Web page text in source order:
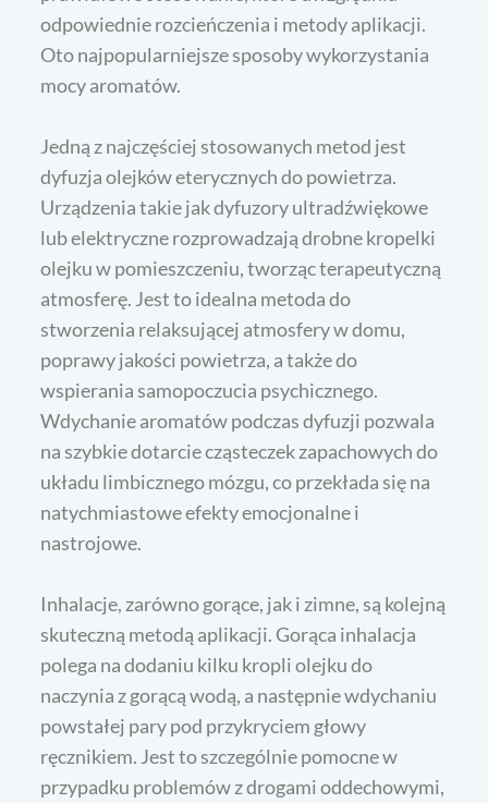
odpowiednie rozcieńczenia i metody aplikacji.
Oto najpopularniejsze sposoby wykorzystania
mocy aromatów.
Jedną z najczęściej stosowanych metod jest
dyfuzja olejków eterycznych do powietrza.
Urządzenia takie jak dyfuzory ultradźwiękowe
lub elektryczne rozprowadzają drobne kropelki
olejku w pomieszczeniu, tworząc terapeutyczną
atmosferę. Jest to idealna metoda do
stworzenia relaksującej atmosfery w domu,
poprawy jakości powietrza, a także do
wspierania samopoczucia psychicznego.
Wdychanie aromatów podczas dyfuzji pozwala
na szybkie dotarcie cząsteczek zapachowych do
układu limbicznego mózgu, co przekłada się na
natychmiastowe efekty emocjonalne i
nastrojowe.
Inhalacje, zarówno gorące, jak i zimne, są kolejną
skuteczną metodą aplikacji. Gorąca inhalacja
polega na dodaniu kilku kropli olejku do
naczynia z gorącą wodą, a następnie wdychaniu
powstałej pary pod przykryciem głowy
ręcznikiem. Jest to szczególnie pomocne w
przypadku problemów z drogami oddechowymi,